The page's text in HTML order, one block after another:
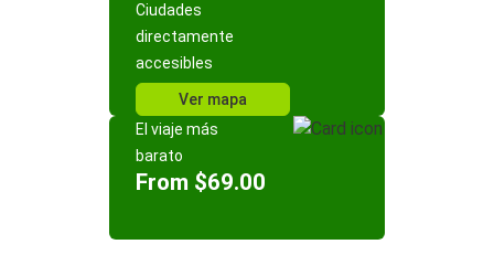
Ciudades
directamente
accesibles
Ver mapa
El viaje más
barato
From $69.00